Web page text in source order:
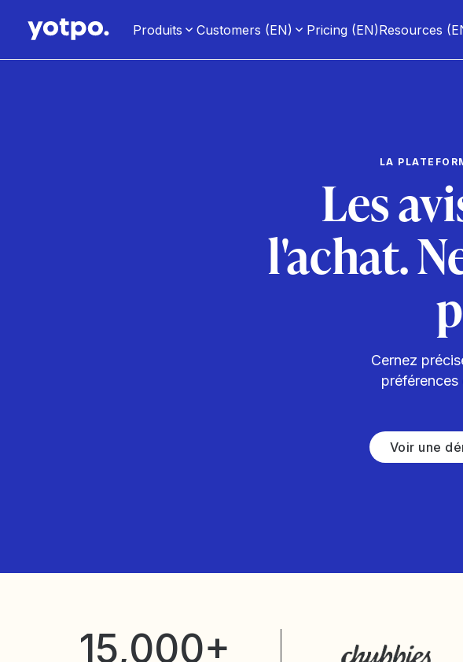
Produits Customers (EN) Pricing (EN)Resources
LA
Les
l'achat.
Cernez
Voir une
15,000+